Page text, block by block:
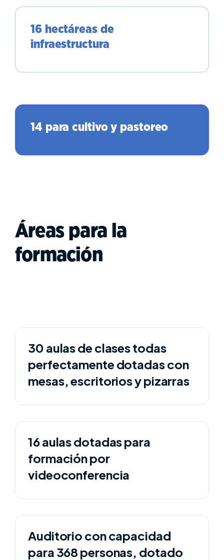
16 hectáreas de
infraestructura
14 para cultivo y pastoreo
Áreas para la
formación
30 aulas de clases todas
perfectamente dotadas con
mesas, escritorios y pizarras
16 aulas dotadas para
formación por
videoconferencia
Auditorio con capacidad
para 368 personas, dotado